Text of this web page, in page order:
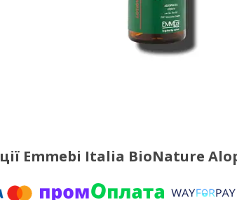
Emmebi Italia BioNature